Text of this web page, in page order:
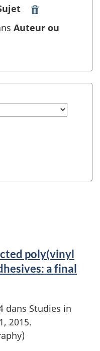
dans
Auteur ou
poly(vinyl
a final
dans Studies in
2015.